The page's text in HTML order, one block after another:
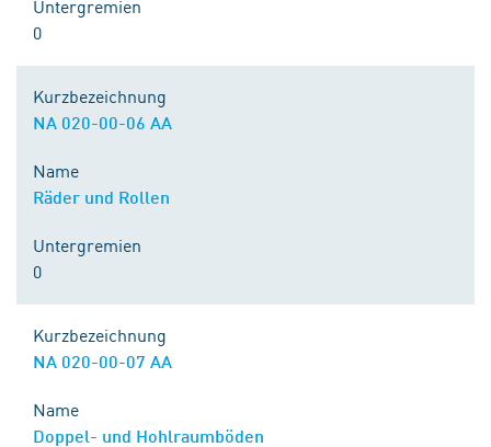
Untergremien
0
Kurzbezeichnung
NA 020-00-06 AA
Name
Räder und Rollen
Untergremien
0
Kurzbezeichnung
NA 020-00-07 AA
Name
Doppel- und Hohlraumböden